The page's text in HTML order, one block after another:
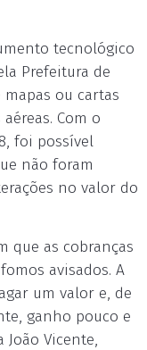
tecnológico
Prefeitura de
ou cartas
Com o
foi possível
não foram
no valor do
que as cobranças
avisados. A
um valor e, de
ganho pouco e
Vicente,